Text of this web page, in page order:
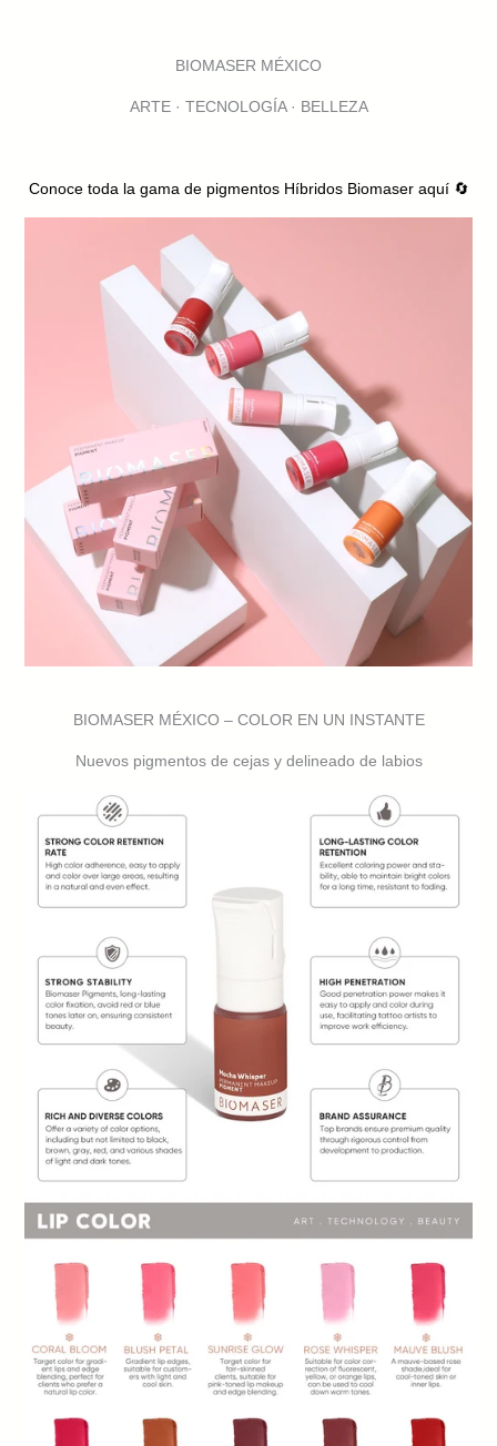
BIOMASER MÉXICO
ARTE · TECNOLOGÍA · BELLEZA
Conoce toda la gama de pigmentos Híbridos Biomaser aquí 🔄
BIOMASER MÉXICO – COLOR EN UN INSTANTE
Nuevos pigmentos de cejas y delineado de labios